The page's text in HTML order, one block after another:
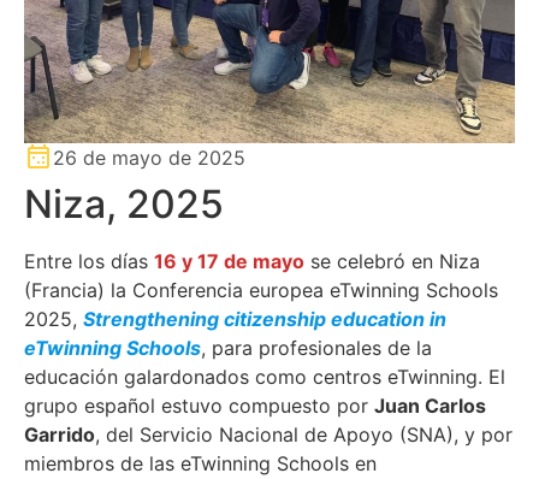
26 de mayo de 2025
Niza, 2025
Entre los días 16 y 17 de mayo se celebró en Niza
(Francia) la Conferencia europea eTwinning Schools
2025, Strengthening citizenship education in
eTwinning Schools, para profesionales de la
educación galardonados como centros eTwinning. El
grupo español estuvo compuesto por Juan Carlos
Garrido, del Servicio Nacional de Apoyo (SNA), y por
miembros de las eTwinning Schools en